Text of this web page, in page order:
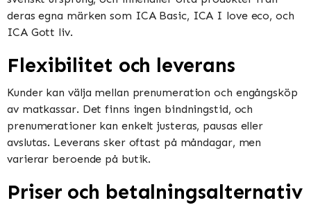
deras egna märken som ICA Basic, ICA I love eco, och
ICA Gott liv​​.
Flexibilitet och leverans
Kunder kan välja mellan prenumeration och engångsköp
av matkassar. Det finns ingen bindningstid, och
prenumerationer kan enkelt justeras, pausas eller
avslutas. Leverans sker oftast på måndagar, men
varierar beroende på butik​​​​.
Priser och betalningsalternativ